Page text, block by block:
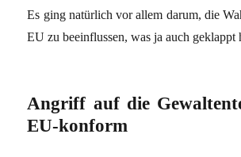
Es ging natürlich vor allem darum, die
EU zu beeinflussen, was ja auch geklappt
Angriff auf die
EU-konform